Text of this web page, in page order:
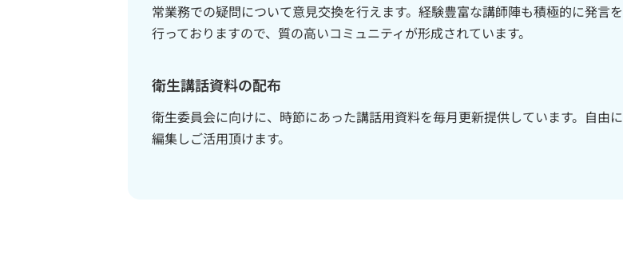
常業務での疑問について意見交換を行えます。経験豊富な講師陣も積極的に発言を
行っておりますので、質の高いコミュニティが形成されています。
衛生講話資料の配布
衛生委員会に向けに、時節にあった講話用資料を毎月更新提供しています。自由に
編集しご活用頂けます。